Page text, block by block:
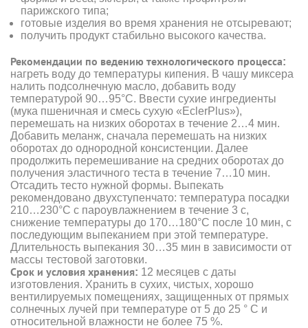
парижского типа;
готовые изделия во время хранения не отсыревают;
получить продукт стабильно высокого качества.
Рекомендации по ведению технологического процесса:
нагреть воду до температуры кипения. В чашу миксера
налить подсолнечную масло, добавить воду
температурой 90…95°С. Ввести сухие ингредиенты
(мука пшеничная и смесь сухую «EclerPlus»),
перемешать на низких оборотах в течение 2…4 мин.
Добавить меланж, сначала перемешать на низких
оборотах до однородной консистенции. Далее
продолжить перемешивание на средних оборотах до
получения эластичного теста в течение 7…10 мин.
Отсадить тесто нужной формы. Выпекать
рекомендовано двухступенчато: температура посадки
210…230°С с пароувлажнением в течение 3 с,
снижение температуры до 170…180°С после 10 мин, с
последующим выпеканием при этой температуре.
Длительность выпекания 30…35 мин в зависимости от
массы тестовой заготовки.
Срок и условия хранения: 12 месяцев с даты
изготовления. Хранить в сухих, чистых, хорошо
вентилируемых помещениях, защищенных от прямых
солнечных лучей при температуре от 5 до 25 ° С и
относительной влажности не более 75 %.